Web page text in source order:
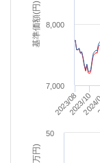
基準価額(円)
2023/082023/10
7,000
8,000
50